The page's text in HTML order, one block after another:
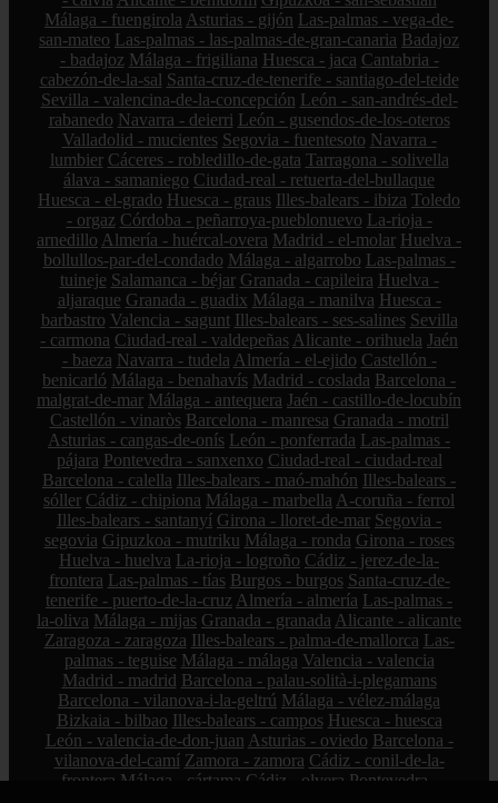
Málaga - fuengirola Asturias - gijón Las-palmas - vega-de-
san-mateo Las-palmas - las-palmas-de-gran-canaria Badajoz
- badajoz Málaga - frigiliana Huesca - jaca Cantabria -
cabezón-de-la-sal Santa-cruz-de-tenerife - santiago-del-teide
Sevilla - valencina-de-la-concepción León - san-andrés-del-
rabanedo Navarra - deierri León - gusendos-de-los-oteros
Valladolid - mucientes Segovia - fuentesoto Navarra -
lumbier Cáceres - robledillo-de-gata Tarragona - solivella
álava - samaniego Ciudad-real - retuerta-del-bullaque
Huesca - el-grado Huesca - graus Illes-balears - ibiza Toledo
- orgaz Córdoba - peñarroya-pueblonuevo La-rioja -
arnedillo Almería - huércal-overa Madrid - el-molar Huelva -
bollullos-par-del-condado Málaga - algarrobo Las-palmas -
tuineje Salamanca - béjar Granada - capileira Huelva -
aljaraque Granada - guadix Málaga - manilva Huesca -
barbastro Valencia - sagunt Illes-balears - ses-salines Sevilla
- carmona Ciudad-real - valdepeñas Alicante - orihuela Jaén
- baeza Navarra - tudela Almería - el-ejido Castellón -
benicarló Málaga - benahavís Madrid - coslada Barcelona -
malgrat-de-mar Málaga - antequera Jaén - castillo-de-locubín
Castellón - vinaròs Barcelona - manresa Granada - motril
Asturias - cangas-de-onís León - ponferrada Las-palmas -
pájara Pontevedra - sanxenxo Ciudad-real - ciudad-real
Barcelona - calella Illes-balears - maó-mahón Illes-balears -
sóller Cádiz - chipiona Málaga - marbella A-coruña - ferrol
Illes-balears - santanyí Girona - lloret-de-mar Segovia -
segovia Gipuzkoa - mutriku Málaga - ronda Girona - roses
Huelva - huelva La-rioja - logroño Cádiz - jerez-de-la-
frontera Las-palmas - tías Burgos - burgos Santa-cruz-de-
tenerife - puerto-de-la-cruz Almería - almería Las-palmas -
la-oliva Málaga - mijas Granada - granada Alicante - alicante
Zaragoza - zaragoza Illes-balears - palma-de-mallorca Las-
palmas - teguise Málaga - málaga Valencia - valencia
Madrid - madrid Barcelona - palau-solità-i-plegamans
Barcelona - vilanova-i-la-geltrú Málaga - vélez-málaga
Bizkaia - bilbao Illes-balears - campos Huesca - huesca
León - valencia-de-don-juan Asturias - oviedo Barcelona -
vilanova-del-camí Zamora - zamora Cádiz - conil-de-la-
frontera Málaga - cártama Cádiz - olvera Pontevedra -